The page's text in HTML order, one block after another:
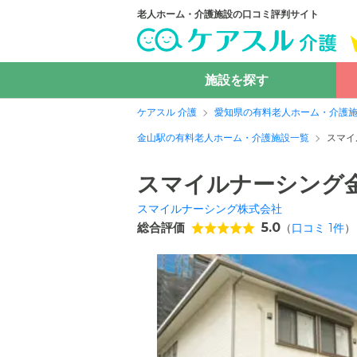
老人ホーム・介護施設の口コミ評判サイト
施設を探す
ケアスル 介護 愛知県の有料老人ホーム・介護
金山駅の有料老人ホーム・介護施設一覧 スマ
スマイルナーシング
スマイルナーシング株式会社
総合評価 5.0 （口コミ 1件）